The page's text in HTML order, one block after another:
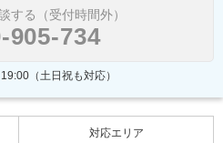
する（受付時間外）
905-734
（土日祝も対応）
対応エリア